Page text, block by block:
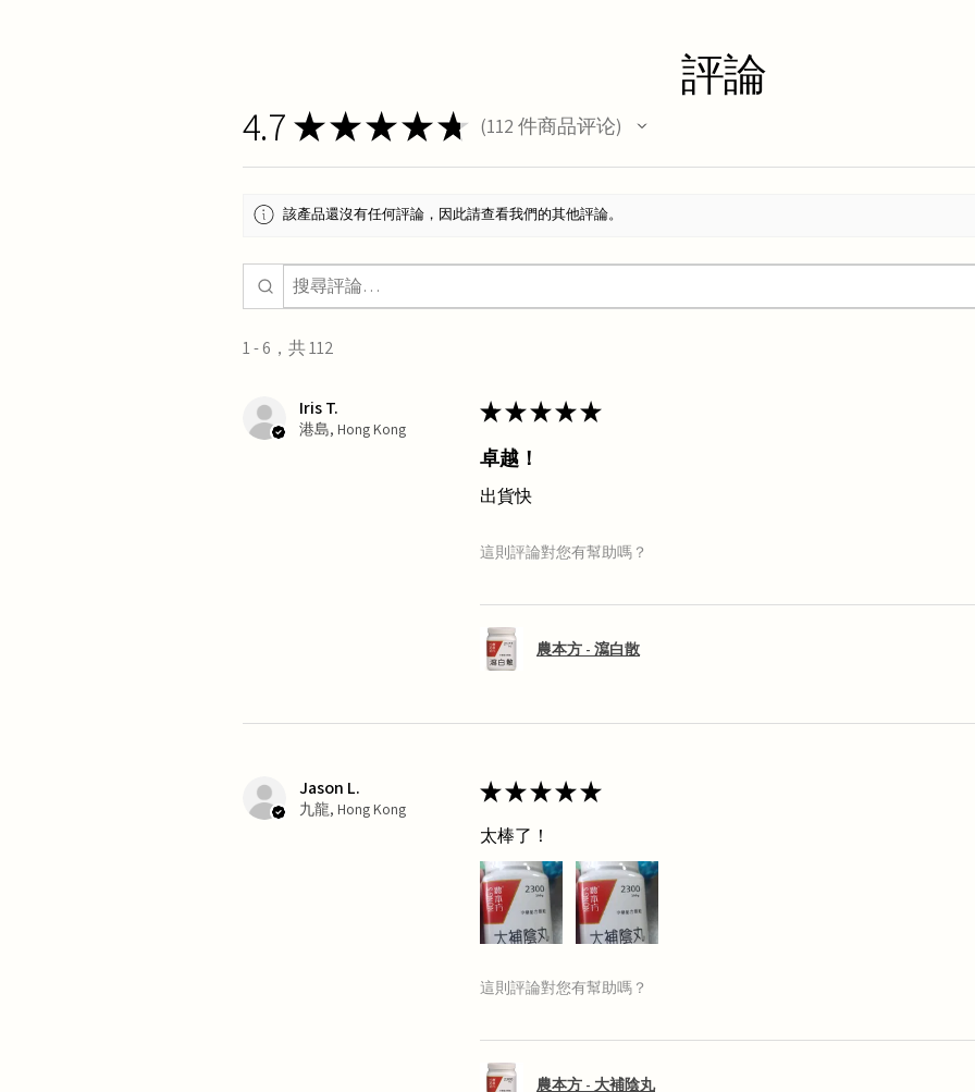
評論
4.7 ★★★★★ 112 件商品评论
112
該產品還沒有任何評論，因此請查看我們的其他評論。
1 - 6，共 112
Iris T.
港島, Hong Kong
★★★★★
卓越！
出貨快
這則評論對您有幫助嗎？
農本方 - 瀉白散
Jason L.
九龍, Hong Kong
★★★★★
太棒了！
這則評論對您有幫助嗎？
農本方 - 大補陰丸